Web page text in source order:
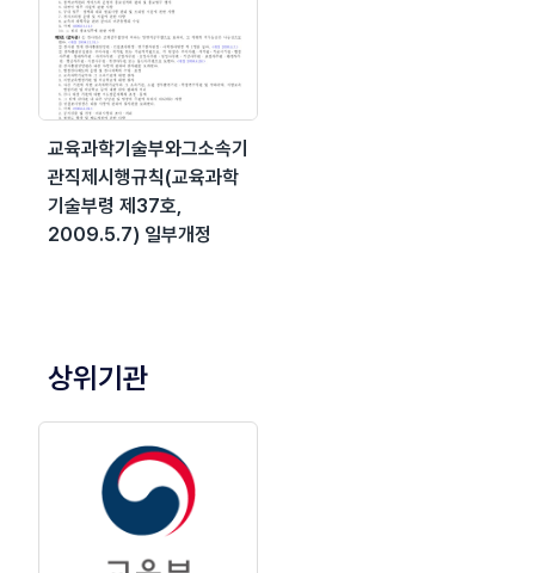
교육과학기술부와그소속기
관직제시행규칙(교육과학
기술부령 제37호,
2009.5.7) 일부개정
상위기관